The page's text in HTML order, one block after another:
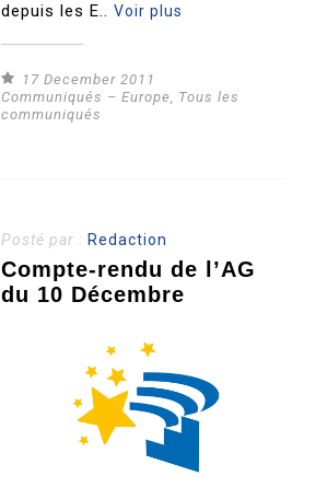
depuis les E..Voir plus
17 December 2011
Communiqués – Europe, Tous les
communiqués
Posté par : Redaction
Compte-rendu de l’AG
du 10 Décembre